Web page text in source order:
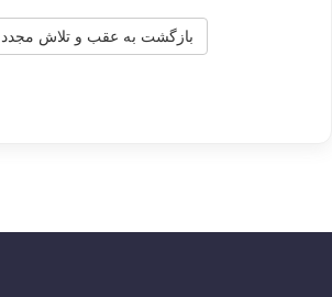
بازگشت به عقب و تلاش مجدد